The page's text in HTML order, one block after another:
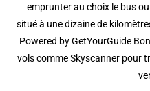
emprunter au choix le bus
situé à une dizaine de
Powered by GetYourGuide
vols comme Skyscanner pour